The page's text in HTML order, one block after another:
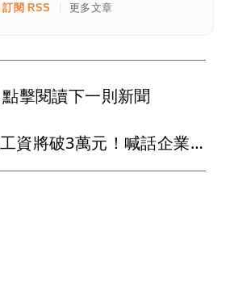
訂閱 RSS 更多文章
點擊閱讀下一則新聞
賴清德預告最低工資將破3萬元！喊話企業替員工加薪